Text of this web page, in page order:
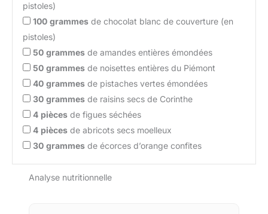
pistoles)
100 grammes de chocolat blanc de couverture (en
pistoles)
50 grammes de amandes entières émondées
50 grammes de noisettes entières du Piémont
40 grammes de pistaches vertes émondées
30 grammes de raisins secs de Corinthe
4 pièces de figues séchées
4 pièces de abricots secs moelleux
30 grammes de écorces d’orange confites
Analyse nutritionnelle